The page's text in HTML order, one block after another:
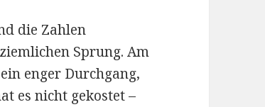
die Zahlen
Sprung. Am
enger Durchgang,
es nicht gekostet –